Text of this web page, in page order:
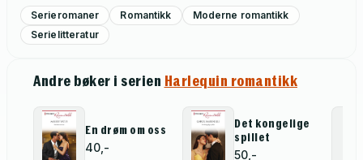
Serieromaner Romantikk
Moderne romantikk
Serielitteratur
Andre bøker i serien Harlequin romantikk
En drøm om oss
40,-
Det kongelige
spillet
50,-